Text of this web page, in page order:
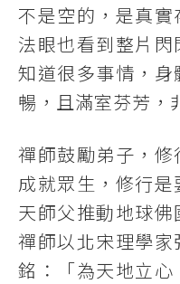
不是空的，是真
法眼也看到整片閃
知道很多事情，
暢，且滿室芬芳，
禪師鼓勵弟子，
成就眾生，修行
天師父推動地球佛
禪師以北宋理學
銘：「為天地立